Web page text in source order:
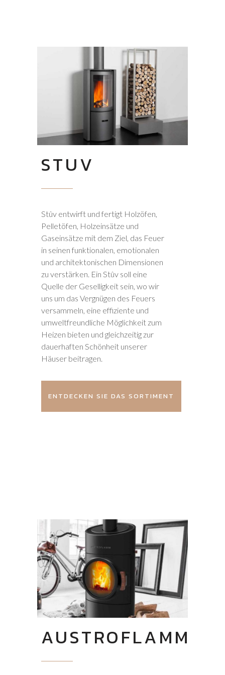
STUV
Stûv entwirft und fertigt Holzöfen,
Pelletöfen, Holzeinsätze und
Gaseinsätze mit dem Ziel, das Feuer
in seinen funktionalen, emotionalen
und architektonischen Dimensionen
zu verstärken. Ein Stûv soll eine
Quelle der Geselligkeit sein, wo wir
uns um das Vergnügen des Feuers
versammeln, eine effiziente und
umweltfreundliche Möglichkeit zum
Heizen bieten und gleichzeitig zur
dauerhaften Schönheit unserer
Häuser beitragen.
ENTDECKEN SIE DAS SORTIMENT
AUSTROFLAMM